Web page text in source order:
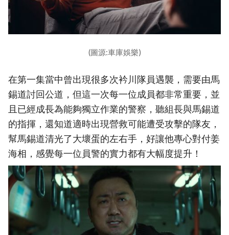
(圖源:車庫娛樂)
在第一集當中曾出現很多次衿川隊員遇襲，需要由馬
錫道討回公道，但這一次每一位成員都非常重要，並
且已經成長為能夠獨立作業的警察，聽組長與馬錫道
的指揮，還知道適時出現營救可能遭受攻擊的隊友，
幫馬錫道清光了大壞蛋的左右手，好讓他專心對付姜
海相，感覺每一位員警的實力都有大幅度提升！